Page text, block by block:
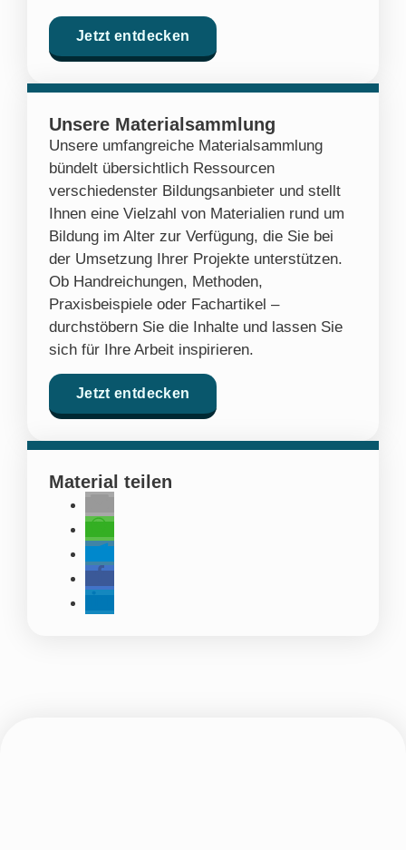
Jetzt entdecken
Unsere Materialsammlung
Unsere umfangreiche Materialsammlung
bündelt übersichtlich Ressourcen
verschiedenster Bildungsanbieter und stellt
Ihnen eine Vielzahl von Materialien rund um
Bildung im Alter zur Verfügung, die Sie bei
der Umsetzung Ihrer Projekte unterstützen.
Ob Handreichungen, Methoden,
Praxisbeispiele oder Fachartikel –
durchstöbern Sie die Inhalte und lassen Sie
sich für Ihre Arbeit inspirieren.
Jetzt entdecken
Material teilen